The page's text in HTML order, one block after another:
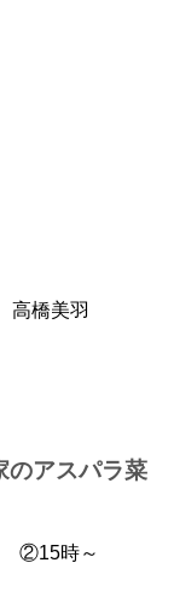
高橋美羽
のアスパラ菜
②15時～